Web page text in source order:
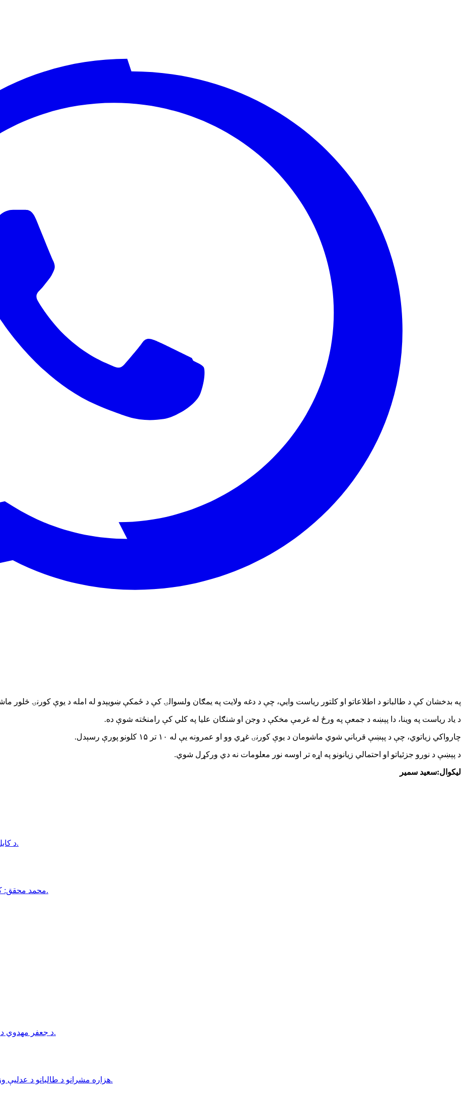
په بدخشان کې د طالبانو د اطلاعاتو او کلتور ریاست وايي، چې د دغه ولایت په یمګان ولسوالۍ کې د ځمکې ښویېدو له امله د یوې کورنۍ څلور
د یاد ریاست په وینا، دا پېښه د جمعې په ورځ له غرمې مخکې د وجن او شنګان علیا په کلي کې رامنځته شوې ده.
چارواکي زیاتوي، چې د پېښې قرباني شوي ماشومان د یوې کورنۍ غړي وو او عمرونه یې له ۱۰ تر ۱۵ کلونو پورې رسېدل.
د پېښې د نورو جزئیاتو او احتمالي زیانونو په اړه تر اوسه نور معلومات نه دي ورکړل شوي.
لیکوال:سعید سمیر
د كابل ښار په شهرنو سيمه كې دوه وروڼه د چرو په واسطه وژل شوي.
محمد محقق: كه د طالبانو فشارونه دوام وكړي، شيعه ګان به چوپ پاتې نه شي.
د جعفر مهدوي د کور د تخلیې امر د طالبانو د عدلیې وزارت له خوا صادر شوی دی.
هزاره مشرانو د طالبانو د عدلیې وزیر د هزاره‌ګانو پر وړاندې په تبعیض او جبري کډه کولو تورن کړی.